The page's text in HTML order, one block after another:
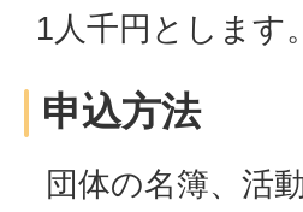
1人千円とします。
申込方法
団体の名簿、活